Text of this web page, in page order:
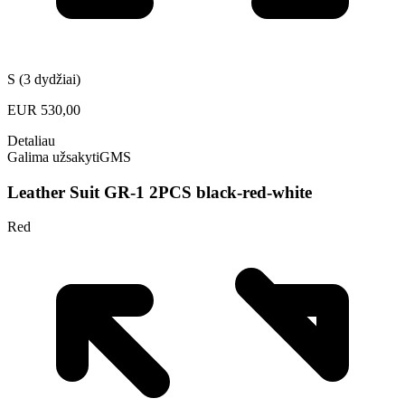
S (3 dydžiai)
EUR 530,00
Detaliau
Galima užsakytiGMS
Leather Suit GR-1 2PCS black-red-white
Red